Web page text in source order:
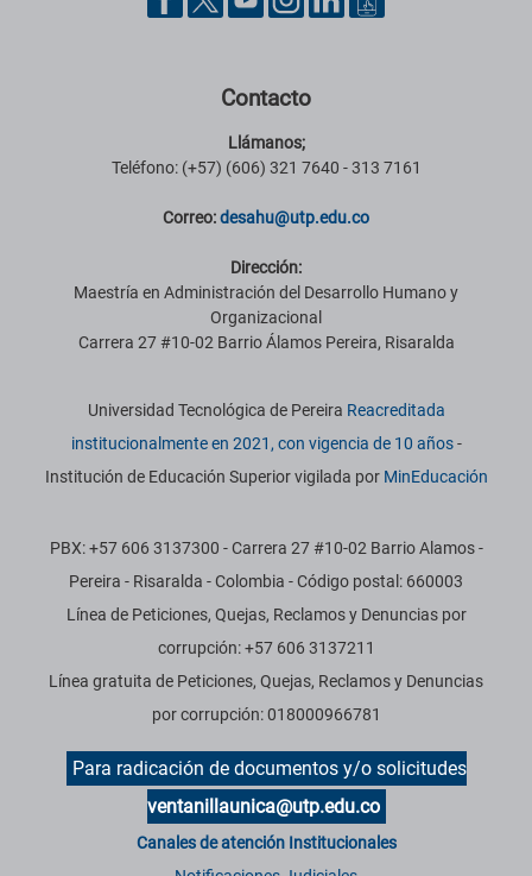
Contacto
Llámanos;
Teléfono: (+57) (606) 321 7640 - 313 7161
Correo:desahu@utp.edu.co
Dirección:
Maestría en Administración del Desarrollo Humano y
Organizacional
Carrera 27 #10-02 Barrio Álamos Pereira, Risaralda
Información institucional
Universidad Tecnológica de Pereira Reacreditada
institucionalmente en 2021, con vigencia de 10 años-
Institución de Educación Superior vigilada por MinEducación
PBX: +57 606 3137300 - Carrera 27 #10-02 Barrio Alamos -
Pereira - Risaralda - Colombia - Código postal: 660003
Línea de Peticiones, Quejas, Reclamos y Denuncias por
corrupción: +57 606 3137211
Línea gratuita de Peticiones, Quejas, Reclamos y Denuncias
por corrupción: 018000966781
Para radicación de documentos y/o solicitudes
ventanillaunica@utp.edu.co
Canales de atención Institucionales